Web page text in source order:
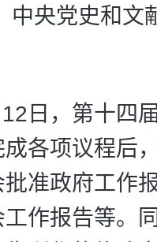
中央党史和文
日，第十四
各项议程后
准政府工作
工作报告等。